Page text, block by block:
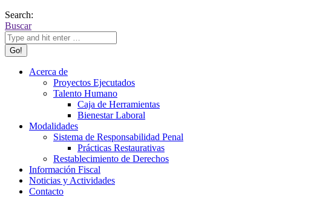
Search:
Buscar
Acerca de
Proyectos Ejecutados
Talento Humano
Caja de Herramientas
Bienestar Laboral
Modalidades
Sistema de Responsabilidad Penal
Prácticas Restaurativas
Restablecimiento de Derechos
Información Fiscal
Noticias y Actividades
Contacto